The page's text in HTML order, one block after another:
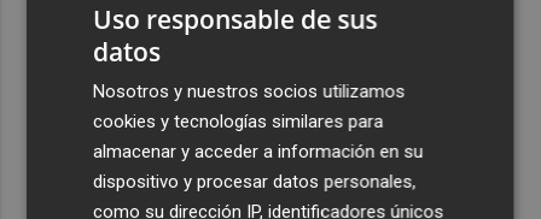
Uso responsable de sus
datos
Nosotros y nuestros socios utilizamos
cookies y tecnologías similares para
almacenar y acceder a información en su
dispositivo y procesar datos personales,
como su dirección IP, identificadores únicos